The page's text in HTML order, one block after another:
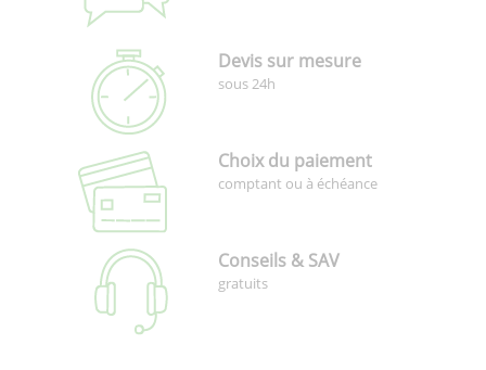
Devis sur mesure
sous 24h
Choix du paiement
comptant ou à échéance
Conseils & SAV
gratuits